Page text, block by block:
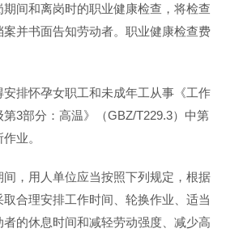
间和离岗时的职业健康检查，将检查
并书面告知劳动者。职业健康检查费
安排怀孕女职工和未成年工从事《工作
3部分：高温》（GBZ/T229.3）中第
业。
，用人单位应当按照下列规定，根据
合理安排工作时间、轮换作业、适当
的休息时间和减轻劳动强度、减少高